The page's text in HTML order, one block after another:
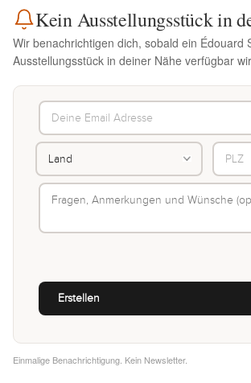
Kein Ausstellungsstück in
Wir benachrichtigen dich, sobald ein Édouard
Ausstellungsstück in deiner Nähe verfügbar
Einmalige Benachrichtigung. Kein Newsletter.